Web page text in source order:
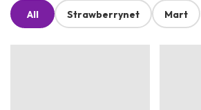
All Strawberrynet Mart